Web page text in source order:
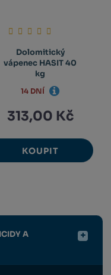
Dolomitický
vápenec HASIT 40
kg
313,00 Kč
KOUPIT
14 DNÍ
A